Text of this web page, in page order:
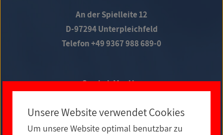
An der Spielleite 12
D-97294 Unterpleichfeld
Telefon +49 9367 988 689-0
Social Media
E-MAIL KONTAKT
Unsere Website verwendet Cookies
Um unsere Website optimal benutzbar zu